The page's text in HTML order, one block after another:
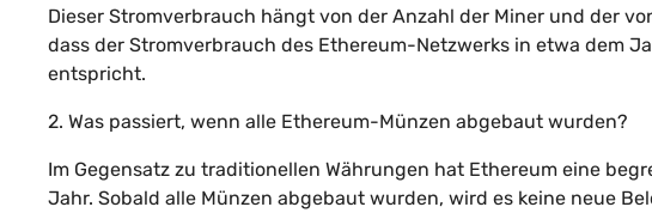
Dieser Stromverbrauch hängt von der Anzahl der Miner und der
dass der Stromverbrauch des Ethereum-Netzwerks in etwa dem
entspricht.
2. Was passiert, wenn alle Ethereum-Münzen abgebaut wurden?
Im Gegensatz zu traditionellen Währungen hat Ethereum eine
Jahr. Sobald alle Münzen abgebaut wurden, wird es keine neue